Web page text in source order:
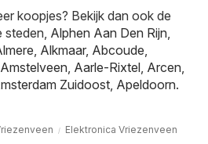
koopjes? Bekijk dan ook de
steden, Alphen Aan Den Rijn,
, Alkmaar, Abcoude,
Amstelveen, Aarle-Rixtel, Arcen,
Zuidoost, Apeldoorn.
Elektronica Vriezenveen